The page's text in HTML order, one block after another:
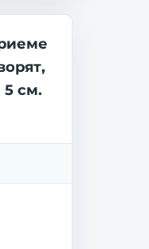
5 см.